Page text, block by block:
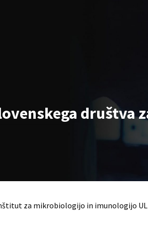
društva
za mikrobiologijo in imunologijo UL